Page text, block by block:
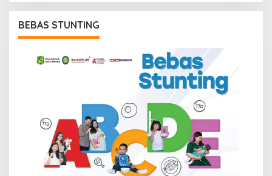
BEBAS STUNTING